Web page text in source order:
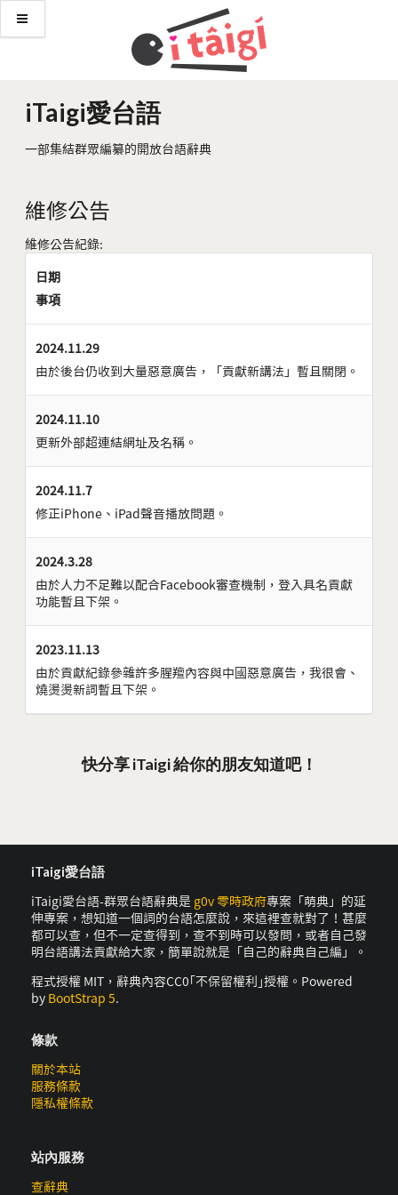
iTaigi愛台語
一部集結群眾編纂的開放台語辭典
維修公告
維修公告紀錄:
日期
事項
2024.11.29
由於後台仍收到大量惡意廣告，「貢獻新講法」暫且關閉。
2024.11.10
更新外部超連結網址及名稱。
2024.11.7
修正iPhone、iPad聲音播放問題。
2024.3.28
由於人力不足難以配合Facebook審查機制，登入具名貢獻
功能暫且下架。
2023.11.13
由於貢獻紀錄參雜許多腥羶內容與中國惡意廣告，我很會、
燒燙燙新詞暫且下架。
快分享 iTaigi 給你的朋友知道吧！
iTaigi愛台語
iTaigi愛台語-群眾台語辭典是 g0v 零時政府專案「萌典」的延
伸專案，想知道一個詞的台語怎麼說，來這裡查就對了！甚麼
都可以查，但不一定查得到，查不到時可以發問，或者自己發
明台語講法貢獻給大家，簡單說就是「自己的辭典自己編」。
程式授權 MIT，辭典內容CC0｢不保留權利｣授權。Powered
by BootStrap 5.
條款
關於本站
服務條款
隱私權條款
站內服務
查辭典